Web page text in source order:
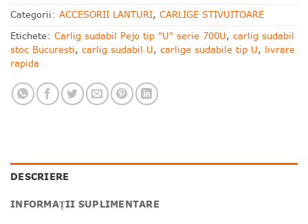
Categorii: ACCESORII LANTURI, CARLIGE STIVUITOARE
Etichete: Carlig sudabil Pejo tip "U" serie 700U, carlig sudabil
stoc Bucuresti, carlig sudabil U, carlige sudabile tip U, livrare
rapida
DESCRIERE
INFORMAȚII SUPLIMENTARE